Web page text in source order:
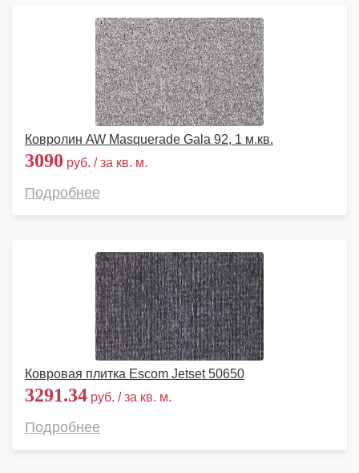
Ковролин AW Masquerade Gala 92, 1 м.кв.
3090 руб. / за кв. м.
Подробнее
Ковровая плитка Escom Jetset 50650
3291.34 руб. / за кв. м.
Подробнее